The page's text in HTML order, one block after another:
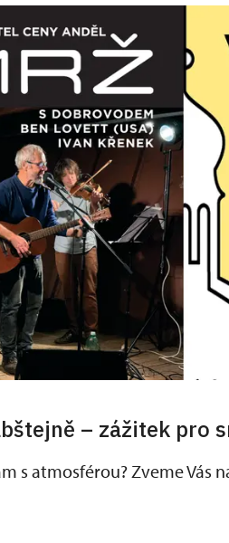
– zážitek pro
s atmosférou? Zveme Vás